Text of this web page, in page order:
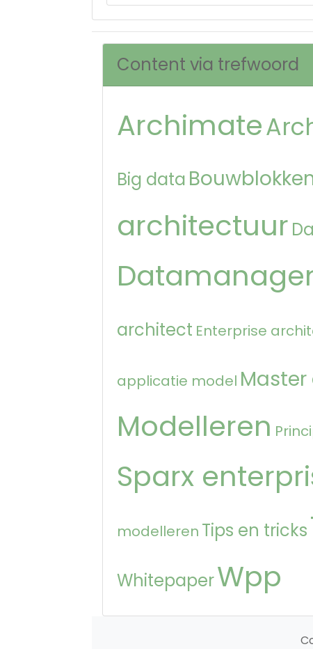
Content via trefwoord
Archimate
Big data
architectuur
architect Enterprise
applicatie model
Modelleren
Sparx
modelleren Tips en tricks
WhitepaperWpp